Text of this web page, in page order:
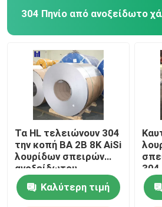
PPGI
Κυματοειδές φύλλο χάλυβα
Παραμορφωμένη ράβδος
304 Πηνίο από ανοξείδωτο
Τα HL τελειώνουν 304
την κοπή BA 2B 8K AiSi
λουρίδων σπειρών
ανοξείδωτου
Καλύτερη τιμή
304